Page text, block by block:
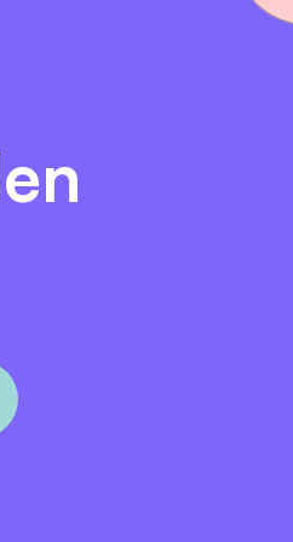
en repareren we alle
waar we een
we niet alleen met
het Jaar: iets waar we trots
kennis écht telt
en afwisseling in merken
Service autobedrijf
ondersteuning